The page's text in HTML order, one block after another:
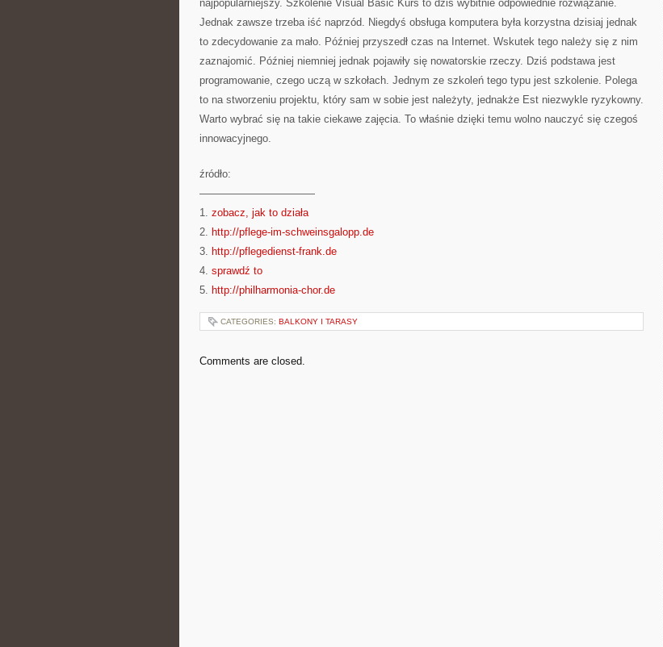
najpopularniejszy. Szkolenie Visual Basic Kurs to dziś wybitnie odpowiednie rozwiązanie.
Jednak zawsze trzeba iść naprzód. Niegdyś obsługa komputera była korzystna dzisiaj jednak
to zdecydowanie za mało. Później przyszedł czas na Internet. Wskutek tego należy się z nim
zaznajomić. Później niemniej jednak pojawiły się nowatorskie rzeczy. Dziś podstawa jest
programowanie, czego uczą w szkołach. Jednym ze szkoleń tego typu jest szkolenie. Polega
to na stworzeniu projektu, który sam w sobie jest należyty, jednakże Est niezwykle ryzykowny.
Warto wybrać się na takie ciekawe zajęcia. To właśnie dzięki temu wolno nauczyć się czegoś
innowacyjnego.
źródło:
———————————
1. zobacz, jak to działa
2. http://pflege-im-schweinsgalopp.de
3. http://pflegedienst-frank.de
4. sprawdź to
5. http://philharmonia-chor.de
CATEGORIES: BALKONY I TARASY
Comments are closed.